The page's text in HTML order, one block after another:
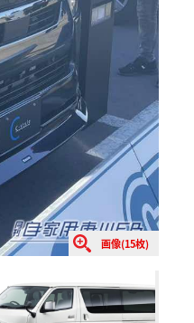
画像(15枚)